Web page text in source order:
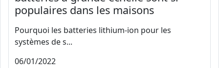
populaires dans les maisons
Pourquoi les batteries lithium-ion pour les
systèmes de s...
06/01/2022